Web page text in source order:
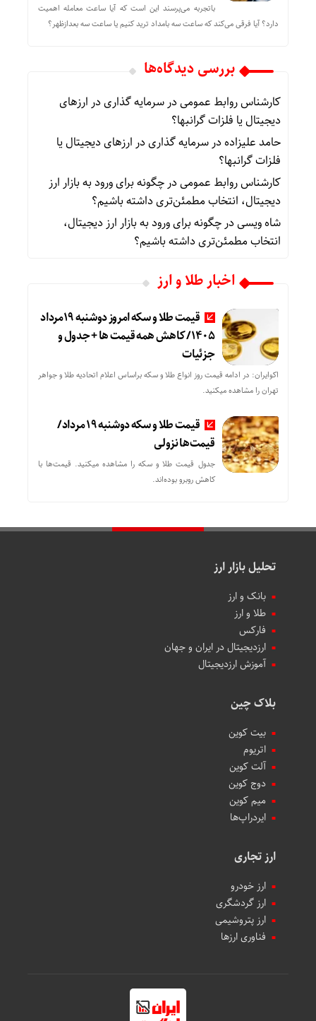
باتجربه می‌پرسند این است که آیا ساعت معامله اهمیت
دارد؟ آیا فرقی می‌کند که ساعت سه بامداد ترید کنیم یا ساعت سه بعدازظهر؟
بررسی دیدگاه‌ها
کارشناس روابط عمومیدرسرمایه گذاری در ارزهای
دیجیتال یا فلزات گرانبها؟
حامد علیزادهدرسرمایه گذاری در ارزهای دیجیتال یا
فلزات گرانبها؟
کارشناس روابط عمومیدرچگونه برای ورود به بازار ارز
دیجیتال، انتخاب مطمئن‌تری داشته باشیم؟
شاه ویسیدرچگونه برای ورود به بازار ارز دیجیتال،
انتخاب مطمئن‌تری داشته باشیم؟
اخبار طلا و ارز
قیمت طلا و سکه امروز دوشنبه 19مرداد
1405/ کاهش همه قیمت ها + جدول و
جزئیات
اکوایران: در ادامه قیمت روز انواع طلا و سکه براساس اعلام اتحادیه طلا و جواهر
تهران را مشاهده میکنید.
قیمت طلا و سکه دوشنبه 19 مرداد/
قیمت‌ها نزولی
جدول قیمت طلا و سکه را مشاهده میکنید. قیمت‌ها با
کاهش روبرو بوده‌اند.
تحلیل بازار ارز
بانک و ارز
طلا و ارز
فارکس
ارزدیجیتال در ایران و جهان
آموزش ارزدیجیتال
بلاک چین
بیت کوین
اتریوم
آلت کوین
دوج کوین
میم کوین‌
ایردراپ‌ها
ارز تجاری
ارز خودرو
ارز گردشگری
ارز پتروشیمی
فناوری ارزها